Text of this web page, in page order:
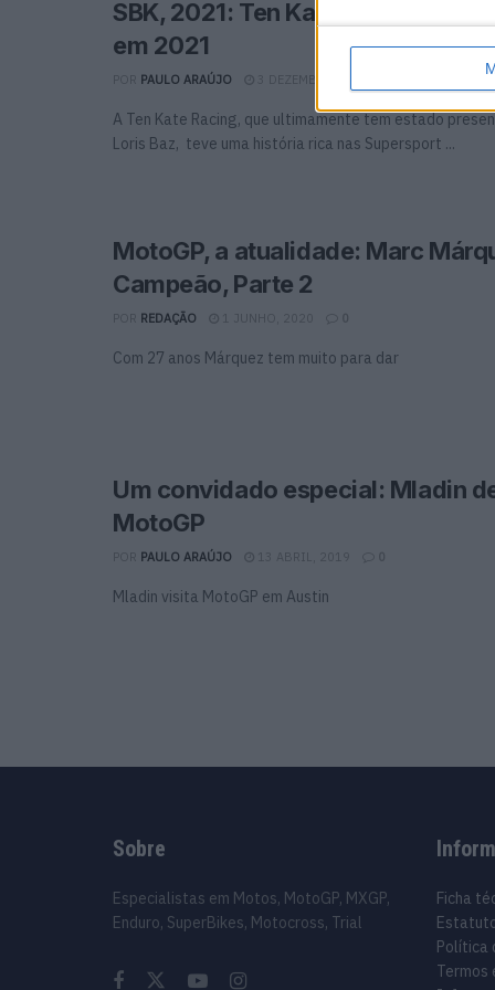
SBK, 2021: Ten Kate de novo em 2
em 2021
PAULO ARAÚJO 3 DEZEMBRO, 2020
A Ten Kate Racing, que ultimamente tem estado
Loris Baz, teve uma história rica nas Supersport ...
MotoGP, a atualidade: Marc
Campeão, Parte 2
REDAÇÃO 1 JUNHO, 2020 0
Com 27 anos Márquez tem muito para dar
Um convidado especial: Mladin
MotoGP
PAULO ARAÚJO 13 ABRIL, 2019 0
Mladin visita MotoGP em Austin
Sobre
Especialistas em Motos, MotoGP, MXGP,
Enduro, SuperBikes, Motocross, Trial
Ficha
Política
Termos